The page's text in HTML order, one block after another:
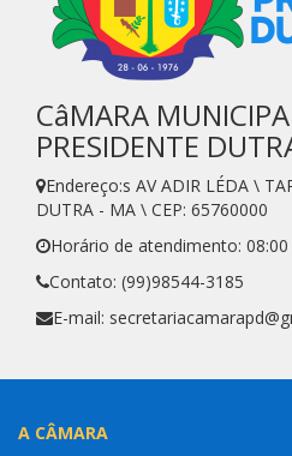
CâMARA
PRESIDENTE
Endereço:s AV ADIR LÉDA \
DUTRA - MA \ CEP: 65760000
Horário de atendimento:
Contato: (99)98544-3185
E-mail:
A CÂMARA